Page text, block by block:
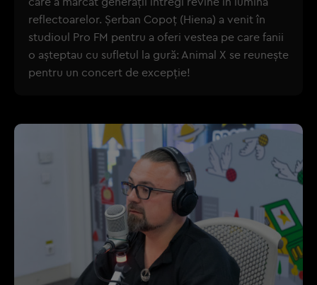
reflectoarelor. Șerban Copoț (Hiena) a venit în
studioul Pro FM pentru a oferi vestea pe care fanii
o așteptau cu sufletul la gură: Animal X se reunește
pentru un concert de excepție!